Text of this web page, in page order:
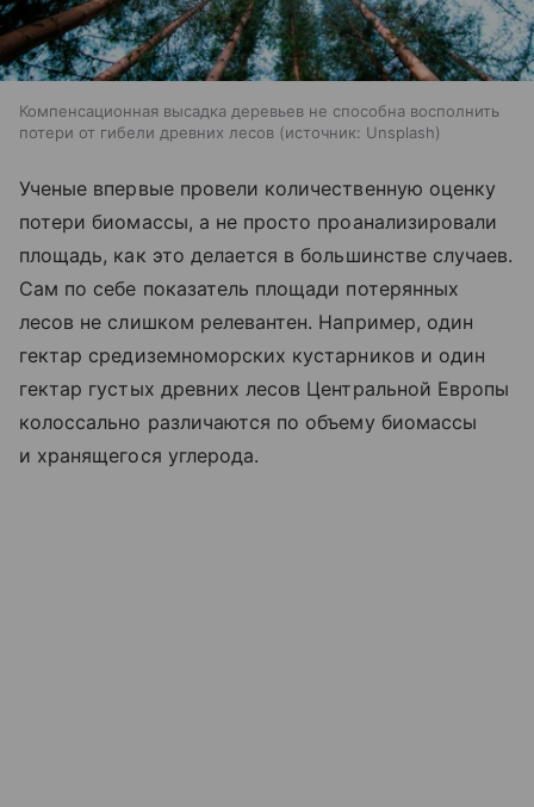
Компенсационная высадка деревьев не способна восполнить
потери от гибели древних лесов
источник: Unsplash
Ученые впервые провели количественную оценку
потери биомассы, а не просто проанализировали
площадь, как это делается в большинстве случаев.
Сам по себе показатель площади потерянных
лесов не слишком релевантен. Например, один
гектар средиземноморских кустарников и один
гектар густых древних лесов Центральной Европы
колоссально различаются по объему биомассы
и хранящегося углерода.